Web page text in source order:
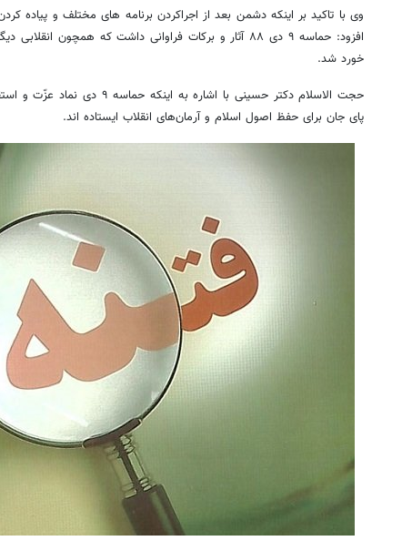
افزود: حماسه ۹ دی ۸۸ آثار و برکات فراوانی داشت که
خورد شد.
حجت الاسلام دکتر حسینی با اشاره
پای جان برای حفظ اصول اسلام و آرمان‌های انقلاب ایستاده اند.